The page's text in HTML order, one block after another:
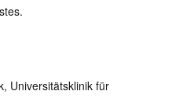
Universitätsklinik für